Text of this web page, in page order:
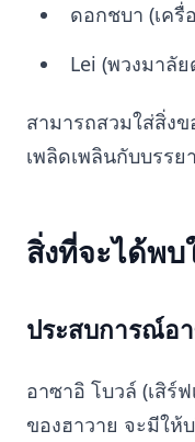
ดอกชบา (เครื่
Lei (พวงมาลั
สามารถสวมใส่สิ่ง
เพลิดเพลินกับบรรย
สิ่งที่จะได้พบ
ประสบการณ์อ
อาซาอิ โบวล์ (เสิร์
ของฮาวาย จะมีให้